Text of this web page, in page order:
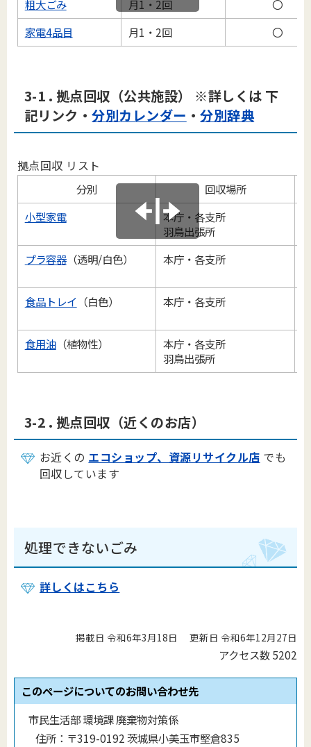
粗大ごみ 月1・2回
〇
家電4品目
月1・2回 〇
3-1 . 拠点回収（公共施設）
※詳しくは 下
記リンク・分別カレンダー ・分別辞典
拠点回収 リスト
分別 回収場所
小型家電
本庁・各支所
羽鳥出張所
プラ容器（透明/白色）
本庁・各支所
食品トレイ （白色）
本庁・各支所
食用油（植物性）
本庁・各支所
羽鳥出張所
3-2 . 拠点回収（近くのお店）
お近くの エコショップ、資源リサイクル店 でも
回収しています
処理できないごみ
詳しくはこちら
掲載日 令和6年3月18日 更新日 令和6年12月27日
アクセス数5202
このページについてのお問い合わせ先
市民生活部 環境課 廃棄物対策係
住所： 〒319-0192 茨城県小美玉市堅倉835